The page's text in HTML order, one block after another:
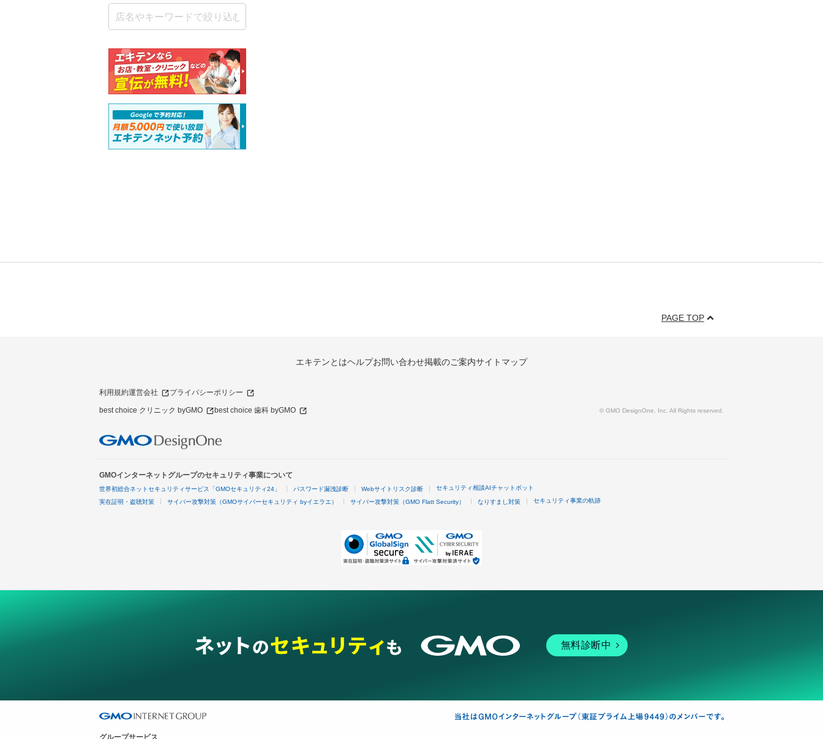
PAGE TOP
エキテンとはヘルプお問い合わせ掲載のご案内サイトマップ
利用規約運営会社 プライバシーポリシー
best choice クリニック byGMO best choice 歯科 byGMO © GMO DesignOne, Inc. All Rights reserved.
GMOインターネットグループのセキュリティ事業について
世界初総合ネットセキュリティサービス「GMOセキュリティ24」 パスワード漏洩診断 Webサイトリスク診断 セキュリティ相談AIチャットボット
実在証明・盗聴対策 サイバー攻撃対策（GMOサイバーセキュリティ byイエラエ） サイバー攻撃対策（GMO Flatt Security） なりすまし対策 セキュリティ事業の軌跡
無料診断中
グループサービス